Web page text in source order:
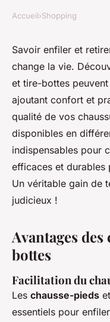
SHOPPING
Chausse-
facilitez
Louane•19 juin 2024 •3
Accueil›Shopping
Savoir enfiler et
change la vie.
et tire-bottes
ajoutant confort et
qualité de vos
disponibles en
indispensables pour
efficaces et durables
Un véritable gain de
judicieux !
Avantages
bottes
Facilitation du
Les chausse-pieds et
essentiels pour